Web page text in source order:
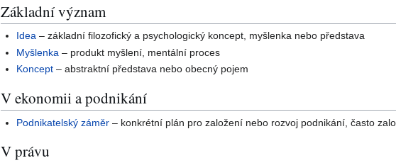
Základní význam
Idea – základní filozofický a psychologický koncept, myšlenka nebo představa
Myšlenka – produkt myšlení, mentální proces
Koncept – abstraktní představa nebo obecný pojem
V ekonomii a podnikání
Podnikatelský záměr – konkrétní plán pro založení nebo rozvoj podnikání, často
V právu